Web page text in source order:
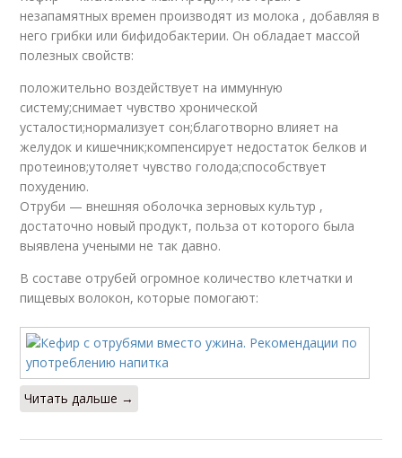
незапамятных времен производят из молока , добавляя в
него грибки или бифидобактерии. Он обладает массой
полезных свойств:
положительно воздействует на иммунную
систему;снимает чувство хронической
усталости;нормализует сон;благотворно влияет на
желудок и кишечник;компенсирует недостаток белков и
протеинов;утоляет чувство голода;способствует
похудению.
Отруби — внешняя оболочка зерновых культур ,
достаточно новый продукт, польза от которого была
выявлена учеными не так давно.
В составе отрубей огромное количество клетчатки и
пищевых волокон, которые помогают:
Читать дальше →